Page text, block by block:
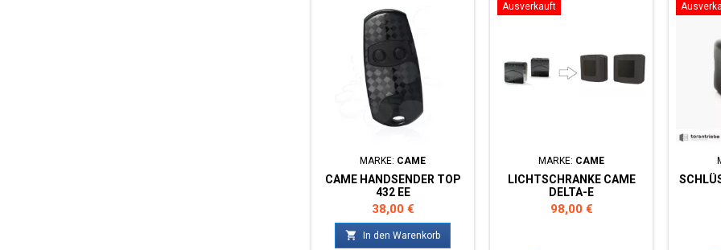
MARKE: CAME
CAME HANDSENDER TOP
432 EE
Preis
38,00 €
 In den Warenkorb
Ausverkauft
MARKE: CAME
LICHTSCHRANKE CAME
DELTA-E
Preis
98,00 €